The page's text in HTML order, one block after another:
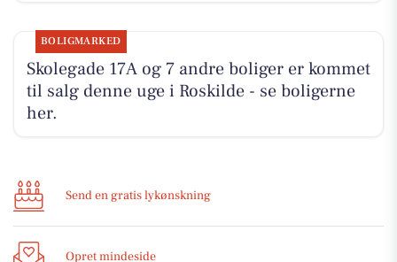
BOLIGMARKED
Skolegade 17A og 7 andre boliger er kommet
til salg denne uge i Roskilde - se boligerne
her.
Send en gratis lykønskning
Opret mindeside